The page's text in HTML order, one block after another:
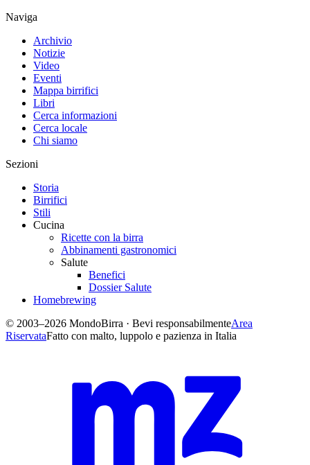
Naviga
Archivio
Notizie
Video
Eventi
Mappa birrifici
Libri
Cerca informazioni
Cerca locale
Chi siamo
Sezioni
Storia
Birrifici
Stili
Cucina
Ricette con la birra
Abbinamenti gastronomici
Salute
Benefici
Dossier Salute
Homebrewing
© 2003–2026 MondoBirra · Bevi responsabilmenteArea
RiservataFatto con malto, luppolo e pazienza in Italia